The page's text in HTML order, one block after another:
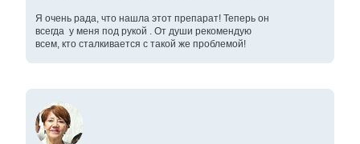
Я очень рада, что нашла этот препарат! Теперь он
всегда у меня под рукой . От души рекомендую
всем, кто сталкивается с такой же проблемой!